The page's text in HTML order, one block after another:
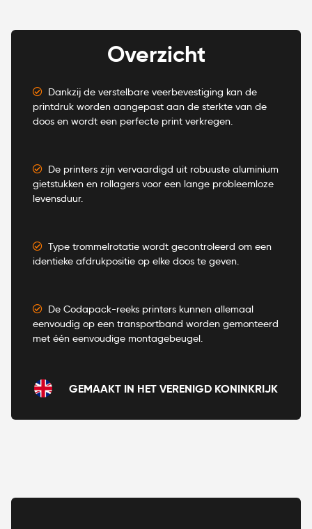
Overzicht
Dankzij de verstelbare veerbevestiging kan de
printdruk worden aangepast aan de sterkte van de
doos en wordt een perfecte print verkregen.
De printers zijn vervaardigd uit robuuste aluminium
gietstukken en rollagers voor een lange probleemloze
levensduur.
Type trommelrotatie wordt gecontroleerd om een
identieke afdrukpositie op elke doos te geven.
De Codapack-reeks printers kunnen allemaal
eenvoudig op een transportband worden gemonteerd
met één eenvoudige montagebeugel.
GEMAAKT IN HET VERENIGD KONINKRIJK